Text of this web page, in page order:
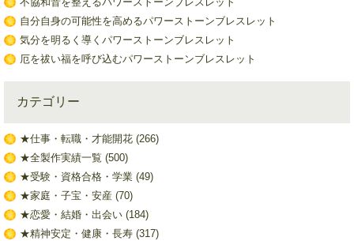
自分自身の可能性を高めるパワーストーンブレスレット
気分を明るく導くパワーストーンブレスレット
厄を祓い福を呼び込むパワーストーンブレスレット
カテゴリー
★仕事・転職・才能開花(266)
★全製作実績一覧 (500)
★受験・資格合格・学業(49)
★家庭・子宝・安産(70)
★恋愛・結婚・出会い(184)
★精神安定・健康・長寿(317)